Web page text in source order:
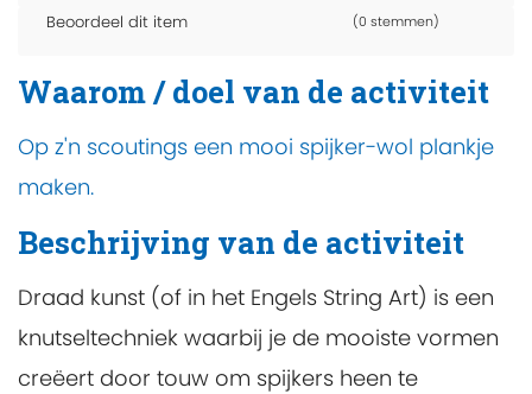
Beoordeel dit item (0 stemmen)
Waarom / doel van de activiteit
Op z'n scoutings een mooi spijker-wol plankje
maken.
Beschrijving van de activiteit
Draad kunst (of in het Engels String Art) is een
knutseltechniek waarbij je de mooiste vormen
creëert door touw om spijkers heen te